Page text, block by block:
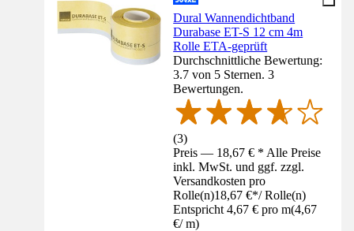
Dural Wannendichtband
Durabase ET-S 12 cm 4m
Rolle ETA-geprüft
Durchschnittliche Bewertung:
3.7 von 5 Sternen. 3
Bewertungen.
(3)
Preis — 18,67 € * Alle Preise
inkl. MwSt. und ggf. zzgl.
Versandkosten pro
Rolle(n)18,67 €*/ Rolle(n)
Entspricht 4,67 € pro m(4,67
€/ m)